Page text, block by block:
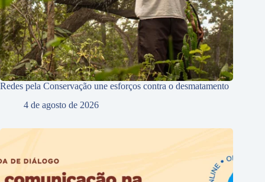
Redes pela Conservação une esforços contra o desmatamento
4 de agosto de 2026